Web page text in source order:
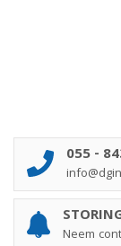
055 -
Neem